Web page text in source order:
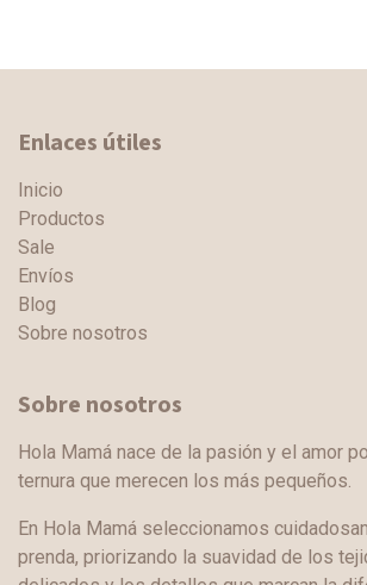
Enlaces útiles
Inicio
Productos
Sale
Envíos
Blog
Sobre nosotros
Sobre nosotros
Hola Mamá nace de la pasión y el amor
ternura que merecen los más pequeños.
En Hola Mamá seleccionamos
prenda, priorizando la suavidad de los